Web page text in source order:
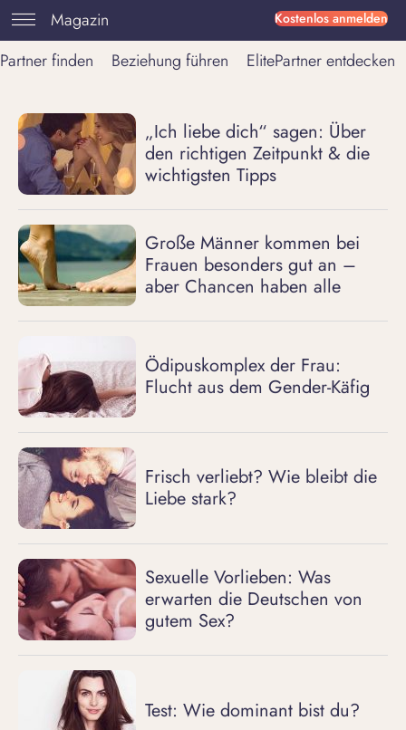
Kostenlos anmelden
Magazin
Partner finden
Beziehung führen ElitePartner entdecken
„Ich liebe dich“ sagen: Über
den richtigen Zeitpunkt & die
wichtigsten Tipps
Große Männer kommen bei
Frauen besonders gut an –
aber Chancen haben alle
Ödipuskomplex der Frau:
Flucht aus dem Gender-Käfig
Frisch verliebt? Wie bleibt die
Liebe stark?
Sexuelle Vorlieben: Was
erwarten die Deutschen von
gutem Sex?
Test: Wie dominant bist du?